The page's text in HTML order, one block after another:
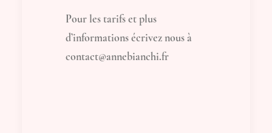
Pour les tarifs et plus
d’informations écrivez nous à
contact@annebianchi.fr